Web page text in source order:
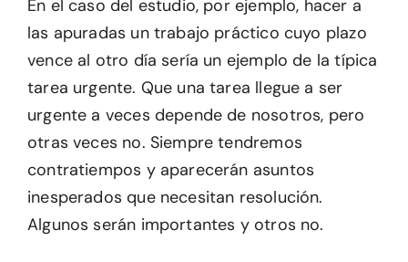
En el caso del estudio, por ejemplo, hacer a
las apuradas un trabajo práctico cuyo plazo
vence al otro día sería un ejemplo de la típica
tarea urgente. Que una tarea llegue a ser
urgente a veces depende de nosotros, pero
otras veces no. Siempre tendremos
contratiempos y aparecerán asuntos
inesperados que necesitan resolución.
Algunos serán importantes y otros no.